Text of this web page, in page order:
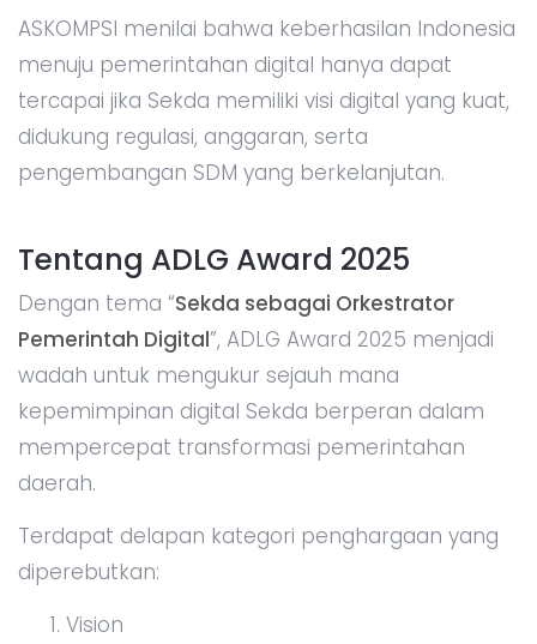
ASKOMPSI menilai bahwa keberhasilan Indonesia
menuju pemerintahan digital hanya dapat
tercapai jika Sekda memiliki visi digital yang kuat,
didukung regulasi, anggaran, serta
pengembangan SDM yang berkelanjutan.
Tentang ADLG Award 2025
Dengan tema “Sekda sebagai Orkestrator
Pemerintah Digital”, ADLG Award 2025 menjadi
wadah untuk mengukur sejauh mana
kepemimpinan digital Sekda berperan dalam
mempercepat transformasi pemerintahan
daerah.
Terdapat delapan kategori penghargaan yang
diperebutkan:
Vision